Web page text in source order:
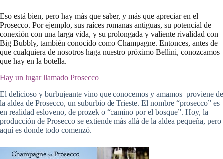
Eso está bien, pero hay más que saber, y más que apreciar en el
Prosecco. Por ejemplo, sus raíces romanas antiguas, su potencial de
conexión con una larga vida, y su prolongada y valiente rivalidad con
Big Bubbly, también conocido como Champagne. Entonces, antes de
que cualquiera de nosotros haga nuestro próximo Bellini, conozcamos
que hay en la botella.
Hay un lugar llamado Prosecco
El delicioso y burbujeante vino que conocemos y amamos proviene de
la aldea de Prosecco, un suburbio de Trieste. El nombre “prosecco” es
en realidad esloveno, de prozek o “camino por el bosque”. Hoy, la
producción de Prosecco se extiende más allá de la aldea pequeña, pero
aquí es donde todo comenzó.